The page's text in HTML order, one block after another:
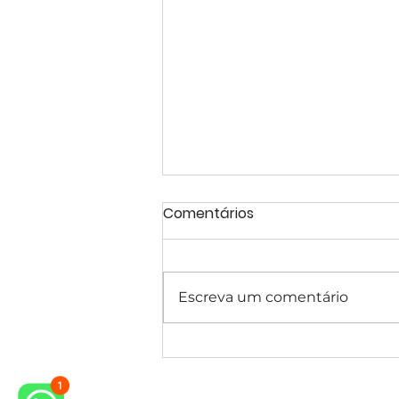
Projeto de Casa Estilo
Comentários
Escreva um comentário